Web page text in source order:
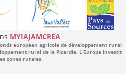
MYIAJAMCREA
européen agricole de développement rural
rural de la Picardie. L’Europe investit
zones rurales.